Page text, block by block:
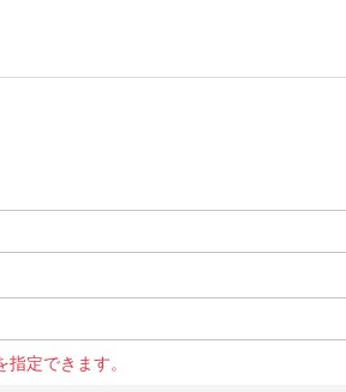
定できます。